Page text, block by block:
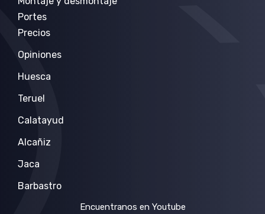
Portes
Precios
Opiniones
Huesca
Teruel
Calatayud
Alcañiz
Jaca
Barbastro
Encuentranos en Youtube